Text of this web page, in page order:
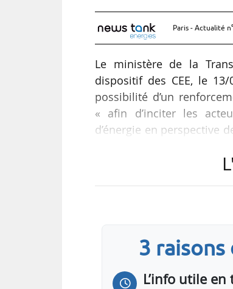
Paris - Actualité
Le ministère de la
dispositif des CEE, le
possibilité d’un
« afin d’inciter les
d’énergie en perspective
décret actant ces
3
L’info utile